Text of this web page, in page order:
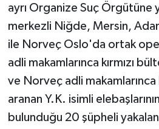
ayrı Organize Suç Örgütüne
merkezli Niğde, Mersin,
ile Norveç Oslo'da ortak
adli makamlarınca kırmızı
ve Norveç adli makamlarınca
aranan Y.K. isimli
bulunduğu 20 şüpheli